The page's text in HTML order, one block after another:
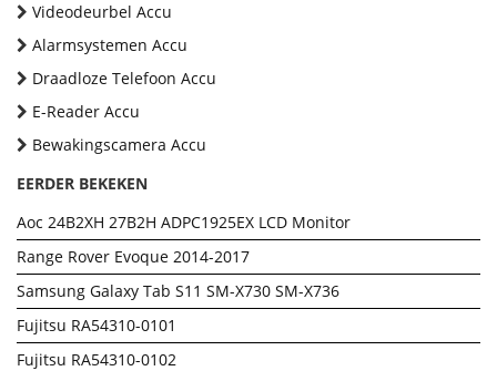
Videodeurbel Accu
Alarmsystemen Accu
Draadloze Telefoon Accu
E-Reader Accu
Bewakingscamera Accu
EERDER BEKEKEN
Aoc 24B2XH 27B2H ADPC1925EX LCD Monitor
Range Rover Evoque 2014-2017
Samsung Galaxy Tab S11 SM-X730 SM-X736
Fujitsu RA54310-0101
Fujitsu RA54310-0102